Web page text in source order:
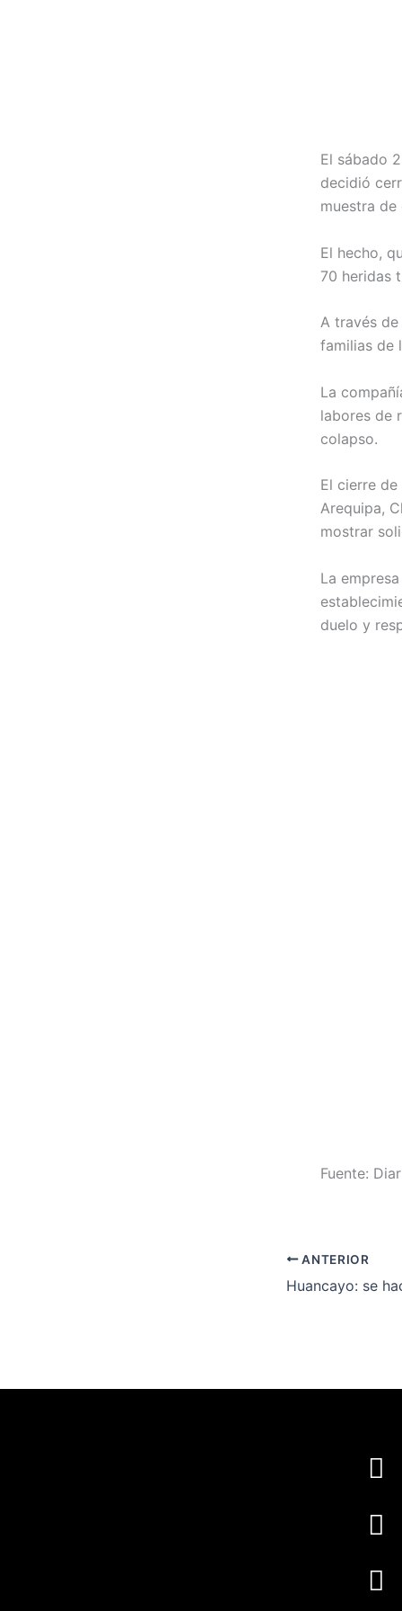
El sábado
decidió
muestra
El hecho,
70 heridas
A través
familias de
La
labores de
colapso.
El cierre
Arequipa,
mostrar
La
duelo y
Fuente:
ANTERIOR